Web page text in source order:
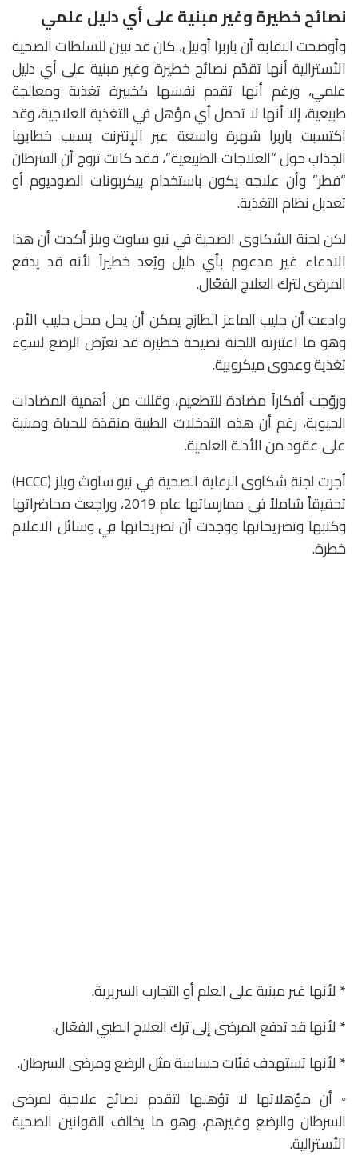
نصائح خطيرة وغير مبنية على أي دليل علمي
وأوضحت النقابة أن باربرا أونيل، كان قد تبين للسلطات الصحية
الأسترالية أنها تقدّم نصائح خطيرة وغير مبنية على أي دليل
علمي، ورغم أنها تقدم نفسها كخبيرة تغذية ومعالجة
طبيعية، إلا أنها لا تحمل أي مؤهل في التغذية العلاجية، وقد
اكتسبت باربرا شهرة واسعة عبر الإنترنت بسبب خطابها
الجذاب حول “العلاجات الطبيعية”، فقد كانت تروج أن السرطان
“فطر” وأن علاجه يكون باستخدام بيكربونات الصوديوم أو
تعديل نظام التغذية.
لكن لجنة الشكاوى الصحية في نيو ساوث ويلز أكدت أن هذا
الادعاء غير مدعوم بأي دليل ويُعد خطيراً لأنه قد يدفع
المرضى لترك العلاج الفعّال.
وادعت أن حليب الماعز الطازج يمكن أن يحل محل حليب الأم،
وهو ما اعتبرته اللجنة نصيحة خطيرة قد تعرّض الرضع لسوء
تغذية وعدوى ميكروبية.
وروّجت أفكاراً مضادة للتطعيم، وقللت من أهمية المضادات
الحيوية، رغم أن هذه التدخلات الطبية منقذة للحياة ومبنية
على عقود من الأدلة العلمية.
أجرت لجنة شكاوى الرعاية الصحية في نيو ساوث ويلز (HCCC)
تحقيقاً شاملاً في ممارساتها عام 2019، وراجعت محاضراتها
وكتبها وتصريحاتها ووجدت أن تصريحاتها في وسائل الاعلام
خطرة.
* لأنها غير مبنية على العلم أو التجارب السريرية.
* لأنها قد تدفع المرضى إلى ترك العلاج الطبي الفعّال.
* لأنها تستهدف فئات حساسة مثل الرضع ومرضى السرطان.
◦ أن مؤهلاتها لا تؤهلها لتقدم نصائح علاجية لمرضى
السرطان والرضع وغيرهم، وهو ما يخالف القوانين الصحية
الأسترالية.